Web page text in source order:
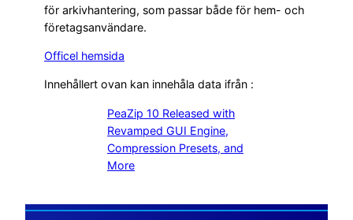
för arkivhantering, som passar både för hem- och
företagsanvändare.
Officel hemsida
Innehållert ovan kan innehåla data ifrån :
PeaZip 10 Released with
Revamped GUI Engine,
Compression Presets, and
More